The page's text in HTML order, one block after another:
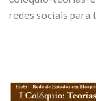
redes sociais para